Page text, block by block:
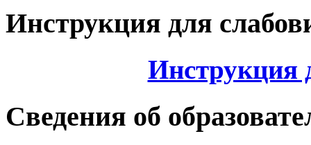
Инструкция для
Инструкция
Сведения об